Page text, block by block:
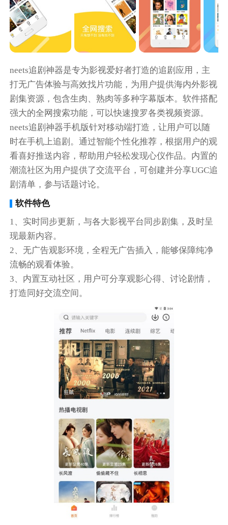
neets追剧神器是专为影视爱好者打造的追剧应用，主
打无广告体验与高效找片功能，为用户提供海内外影视
剧集资源，包含生肉、熟肉等多种字幕版本。软件搭配
强大的全网搜索功能，可以快速搜罗各类视频资源。
neets追剧神器手机版针对移动端打造，让用户可以随
时在手机上追剧。通过智能个性化推荐，根据用户的观
看喜好推送内容，帮助用户轻松发现心仪作品。内置的
潮流社区为用户提供了交流平台，可创建并分享UGC追
剧清单，参与话题讨论。
软件特色
1、实时同步更新，与各大影视平台同步剧集，及时呈
现最新内容。
2、无广告观影环境，全程无广告插入，能够保障纯净
流畅的观看体验。
3、内置互动社区，用户可分享观影心得、讨论剧情，
打造同好交流空间。